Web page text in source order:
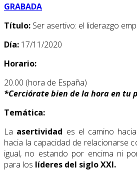
GRABADA
Título: Ser asertivo: el liderazgo
Día: 17/11/2020
Horario:
20.00 (hora de España)
*Cerciórate bien de la hora en tu
Temática:
La asertividad es el camino
hacia la capacidad de relacionarse
igual, no estando por encima ni
para los líderes del siglo XXI.